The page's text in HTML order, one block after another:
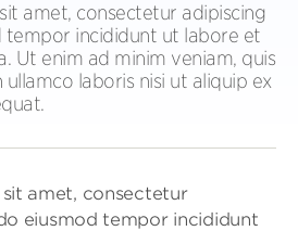
amet, consectetur adipiscing
tempor incididunt ut labore et
Ut enim ad minim veniam, quis
laboris nisi ut aliquip ex
amet, consectetur
eiusmod tempor incididunt